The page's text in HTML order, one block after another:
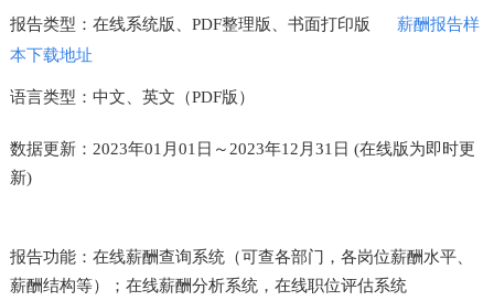
报告类型：在线系统版、PDF整理版、书面打印版 薪酬报告样
本下载地址
语言类型：中文、英文（PDF版）
数据更新：2023年01月01日～2023年12月31日 (在线版为即时更
新)
报告功能：在线薪酬查询系统（可查各部门，各岗位薪酬水平、
薪酬结构等）；在线薪酬分析系统，在线职位评估系统